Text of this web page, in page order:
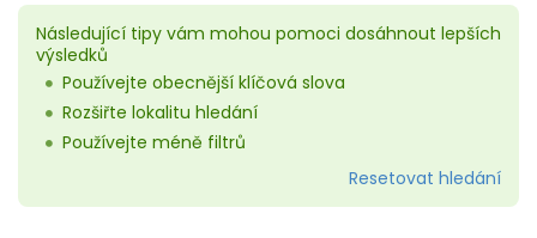
Následující tipy vám mohou pomoci dosáhnout lepších
výsledků
Používejte obecnější klíčová slova
Rozšiřte lokalitu hledání
Používejte méně filtrů
Resetovat hledání